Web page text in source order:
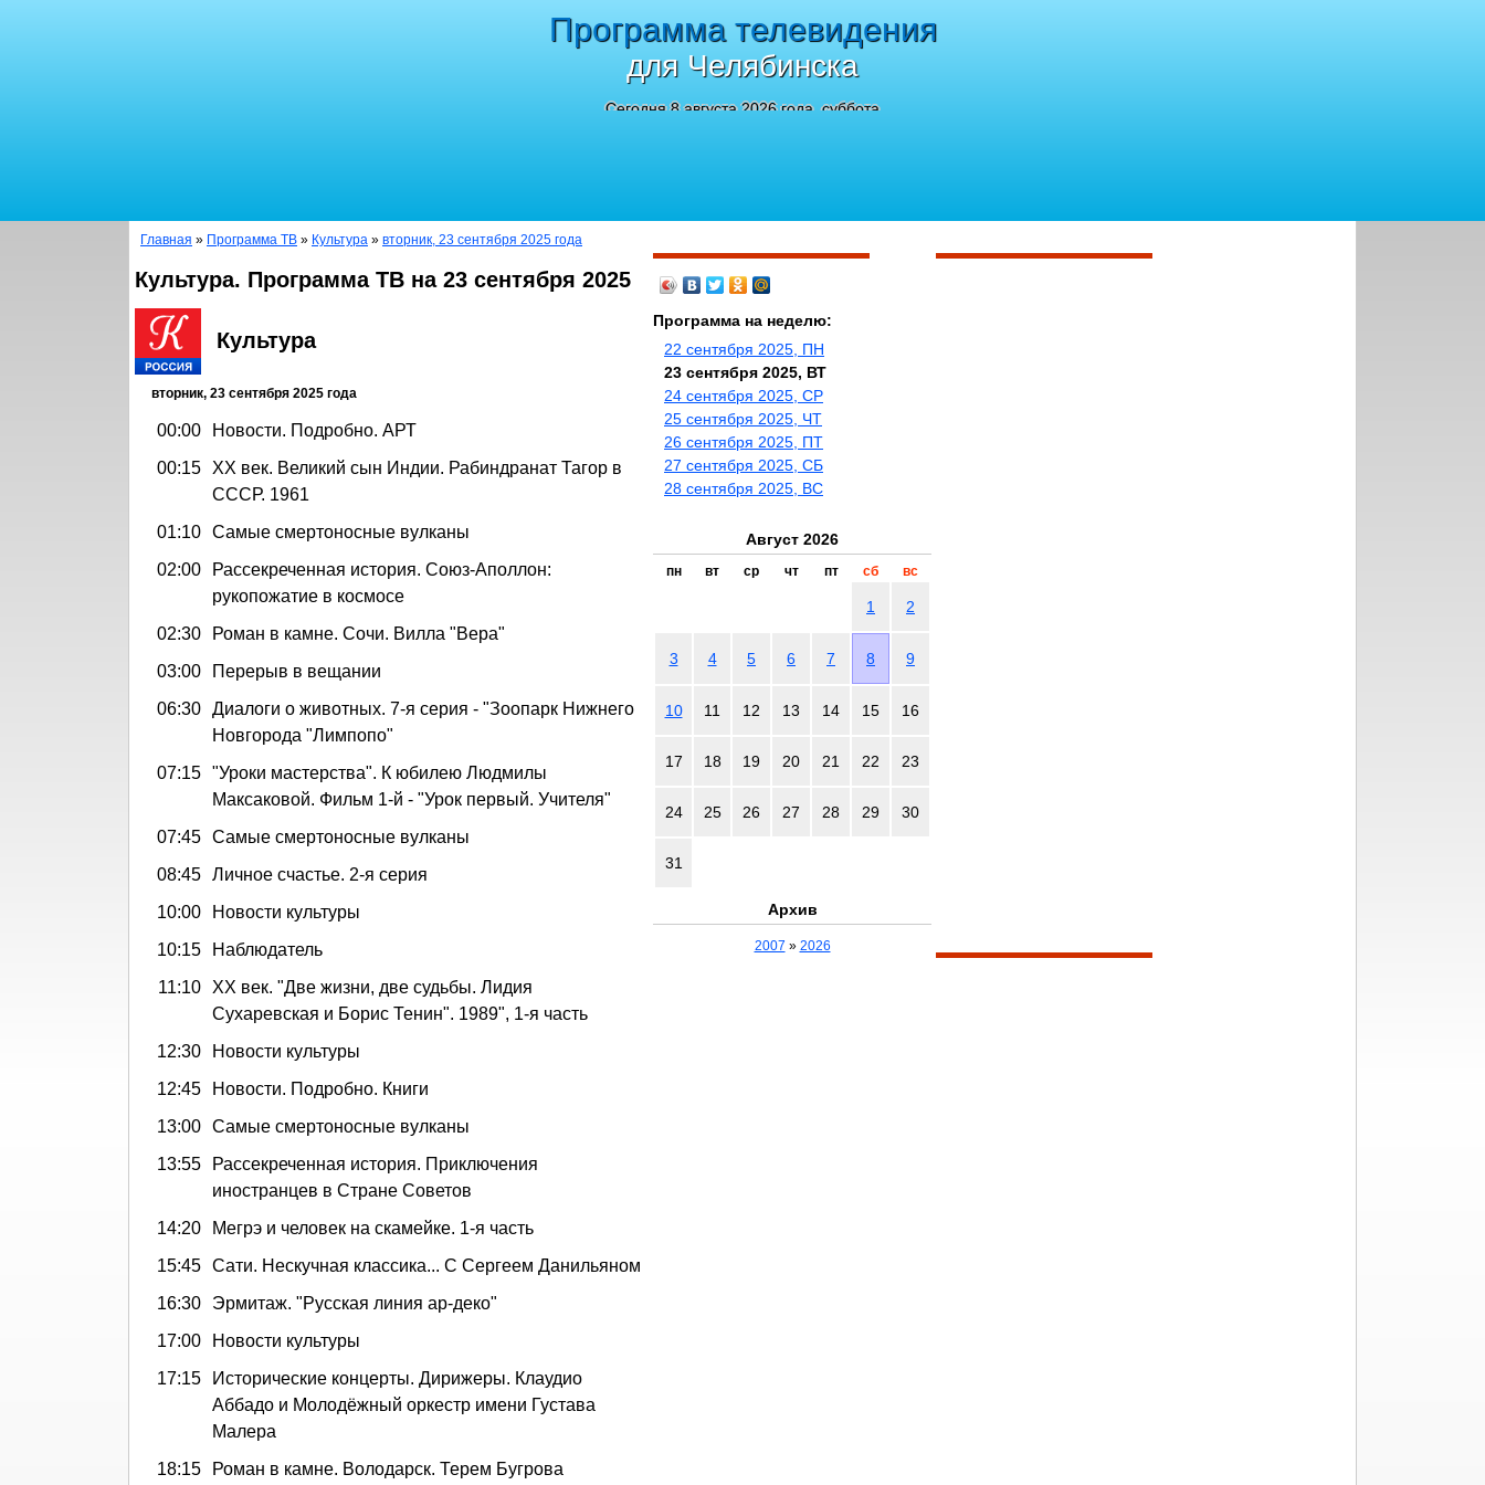
Программа телевидения
для Челябинска
Сегодня 8 августа 2026 года, суббота
Главная » Программа ТВ » Культура » вторник, 23 сентября 2025 года
Культура. Программа ТВ на 23 сентября 2025
Культура
вторник, 23 сентября 2025 года
00:00
Новости. Подробно. АРТ
00:15
ХХ век. Великий сын Индии. Рабиндранат Тагор в
СССР. 1961
01:10 Самые смертоносные вулканы
02:00
Рассекреченная история. Союз-Аполлон:
рукопожатие в космосе
02:30
Роман в камне. Сочи. Вилла "Вера"
03:00
Перерыв в вещании
06:30 Диалоги о животных. 7-я серия - "Зоопарк Нижнего
Новгорода "Лимпопо"
07:15 "Уроки мастерства". К юбилею Людмилы
Максаковой. Фильм 1-й - "Урок первый. Учителя"
07:45 Самые смертоносные вулканы
08:45 Личное счастье. 2-я серия
10:00
Новости культуры
10:15
Наблюдатель
11:10
ХХ век. "Две жизни, две судьбы. Лидия
Сухаревская и Борис Тенин". 1989", 1-я часть
12:30
Новости культуры
12:45
Новости. Подробно. Книги
13:00 Самые смертоносные вулканы
13:55
Рассекреченная история. Приключения
иностранцев в Стране Советов
14:20
Мегрэ и человек на скамейке. 1-я часть
15:45 Сати. Нескучная классика... С Сергеем Данильяном
16:30
Эрмитаж. "Русская линия ар-деко"
17:00
Новости культуры
17:15
Исторические концерты. Дирижеры. Клаудио
Аббадо и Молодёжный оркестр имени Густава
Малера
18:15
Роман в камне. Володарск. Терем Бугрова
Программа на неделю:
22 сентября 2025, ПН
23 сентября 2025, ВТ
24 сентября 2025, СР
25 сентября 2025, ЧТ
26 сентября 2025, ПТ
27 сентября 2025, СБ
28 сентября 2025, ВС
Август 2026
пн вт ср чт пт сб вс
1 2
3 4 5 6 7 8 9
10 11 12 13 14 15 16
17 18 19 20 21 22 23
24 25 26 27 28 29 30
31
Архив
2007 » 2026